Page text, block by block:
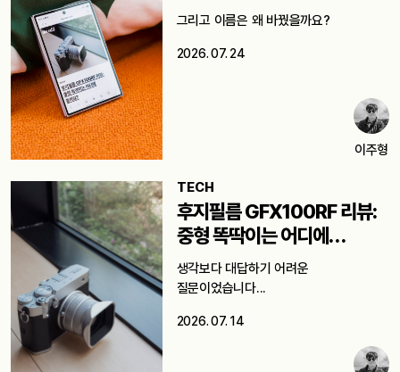
그리고 이름은 왜 바꿨을까요?
2026. 07. 24
이주형
TECH
후지필름 GFX100RF 리뷰:
중형 똑딱이는 어디에
쓸까요?
생각보다 대답하기 어려운
질문이었습니다...
2026. 07. 14